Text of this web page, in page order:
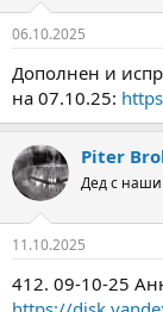
06.10.2025
Дополнен и
на 07.10.25:
Piter
Дед с
11.10.2025
412. 09-10-25